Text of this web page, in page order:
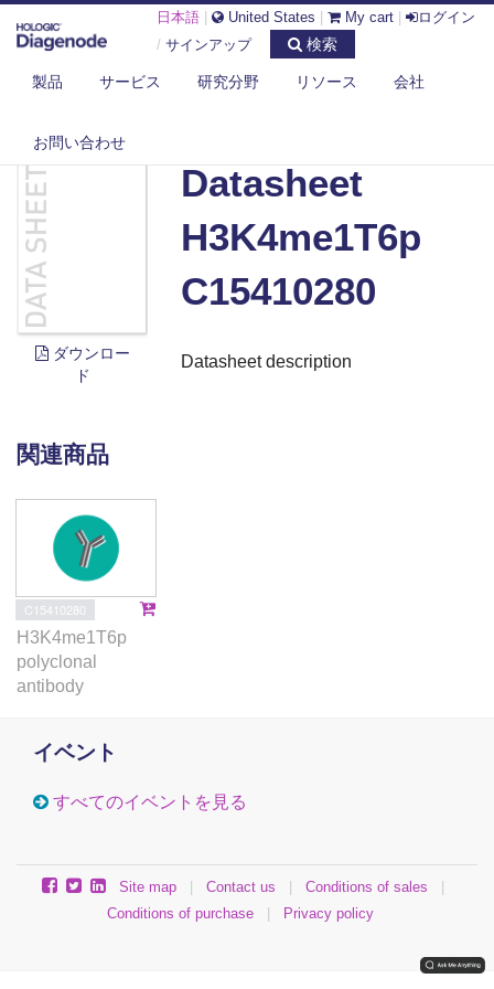
日本語 United States My cart
ログイン
/ サインアップ 検索
製品 サービス 研究分野 リソース 会社
お問い合わせ
DIAGENODE.COM
DOCUMENTS
ダウンロー
ド
Datasheet
H3K4me1T6p
C15410280
Datasheet description
関連商品
C15410280
H3K4me1T6p
polyclonal
antibody
イベント
すべてのイベントを見る
Site map Contact us Conditions of sales
Conditions of purchase
Privacy policy